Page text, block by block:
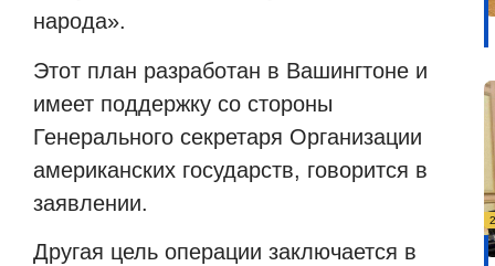
народа».
Этот план разработан в Вашингтоне и
имеет поддержку со стороны
Генерального секретаря Организации
американских государств, говорится в
заявлении.
Другая цель операции заключается в